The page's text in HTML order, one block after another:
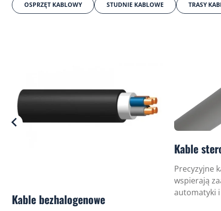
OSPRZĘT KABLOWY STUDNIE KABLOWE TRASY
Kable bezhalogenowe
Kable
Precyzyjne
wspierają
automatyki